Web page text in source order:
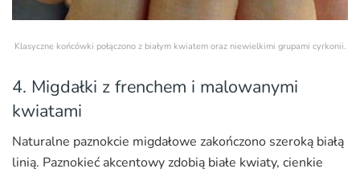
Klasyczne końcówki połączono z białym kwiatem oraz niewielkimi grupami cyrkonii.
4. Migdałki z frenchem i malowanymi
kwiatami
Naturalne paznokcie migdałowe zakończono szeroką białą
linią. Paznokieć akcentowy zdobią białe kwiaty, cienkie